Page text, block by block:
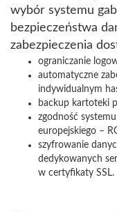
wybór systemu
bezpieczeństwa
zabezpieczenia
ograniczanie
automatyczne
indywidualnym
backup kartoteki
zgodność
europejskiego –
szyfrowanie
dedykowanych
w certyfikaty SSL.